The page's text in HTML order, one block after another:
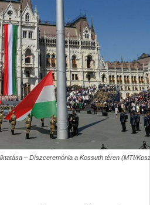
– Díszceremónia a Kossuth téren (MTI/